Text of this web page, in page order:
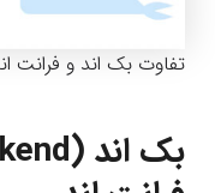
تفاوت بک اند و فرانت
بک اند (